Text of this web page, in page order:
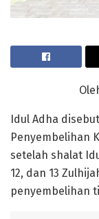
Idul Adha
Penyembelihan
setelah shalat
12, dan 13
penyembelihan